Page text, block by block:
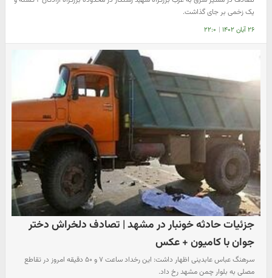
یک زخمی بر جای گذاشت.
۲۶ آبان ۱۴۰۲ | ۲۲:۰
جزئیات حادثه خونبار در مشهد | تصادف دلخراش دختر
جوان با کامیون + عکس
سرهنگ عباس عابدینی اظهار داشت: این رخداد ساعت ۷ و ۵۰ دقیقه امروز در تقاطع
مصلی به بلوار چمن مشهد رخ داد.